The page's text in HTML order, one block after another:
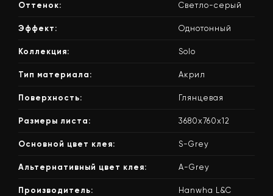
17 100 грн.
Оттенок: Светло-серый
Эффект: Однотонный
Коллекция: Solo
Тип материала: Акрил
Поверхность: Глянцевая
Размеры листа: 3680x760x12
Основной цвет клея: S-Grey
Альтернативный цвет клея: A-Grey
Производитель: Hanwha L&C